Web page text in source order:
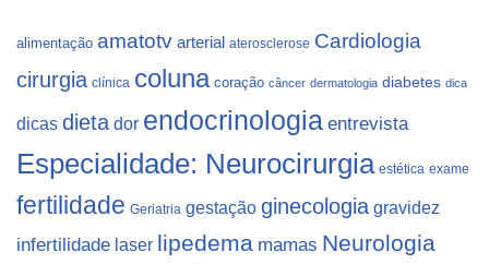
alimentação amatotv arterial aterosclerose Cardiologia
cirurgia clínica coluna coração câncer dermatologia diabetes dica
dicas dieta dor endocrinologia entrevista
Especialidade: Neurocirurgia estética exame
fertilidade Geriatria gestação ginecologia gravidez
infertilidade laser lipedema mamas Neurologia